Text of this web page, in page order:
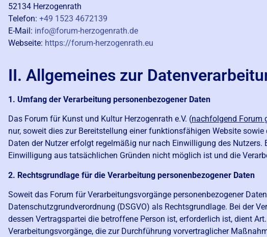
52134 Herzogenrath
Telefon: +49 1523 4672139
E-Mail: info@forum-herzogenrath.de
Webseite: https://forum-herzogenrath.eu
II. Allgemeines zur
1. Umfang der Verarbeitung personenbezogener Daten
Das Forum für Kunst und Kultur Herzogenrath e.V. (nachfolgend Forum
nur, soweit dies zur Bereitstellung einer funktionsfähigen Website
Daten der Nutzer erfolgt regelmäßig nur nach Einwilligung des
Einwilligung aus tatsächlichen Gründen nicht möglich ist und die
2. Rechtsgrundlage für die Verarbeitung personenbezogener Daten
Soweit das Forum für Verarbeitungsvorgänge personenbezogener
Datenschutzgrundverordnung (DSGVO) als Rechtsgrundlage. Bei der
dessen Vertragspartei die betroffene Person ist, erforderlich ist, dient
Verarbeitungsvorgänge, die zur Durchführung vorvertraglicher